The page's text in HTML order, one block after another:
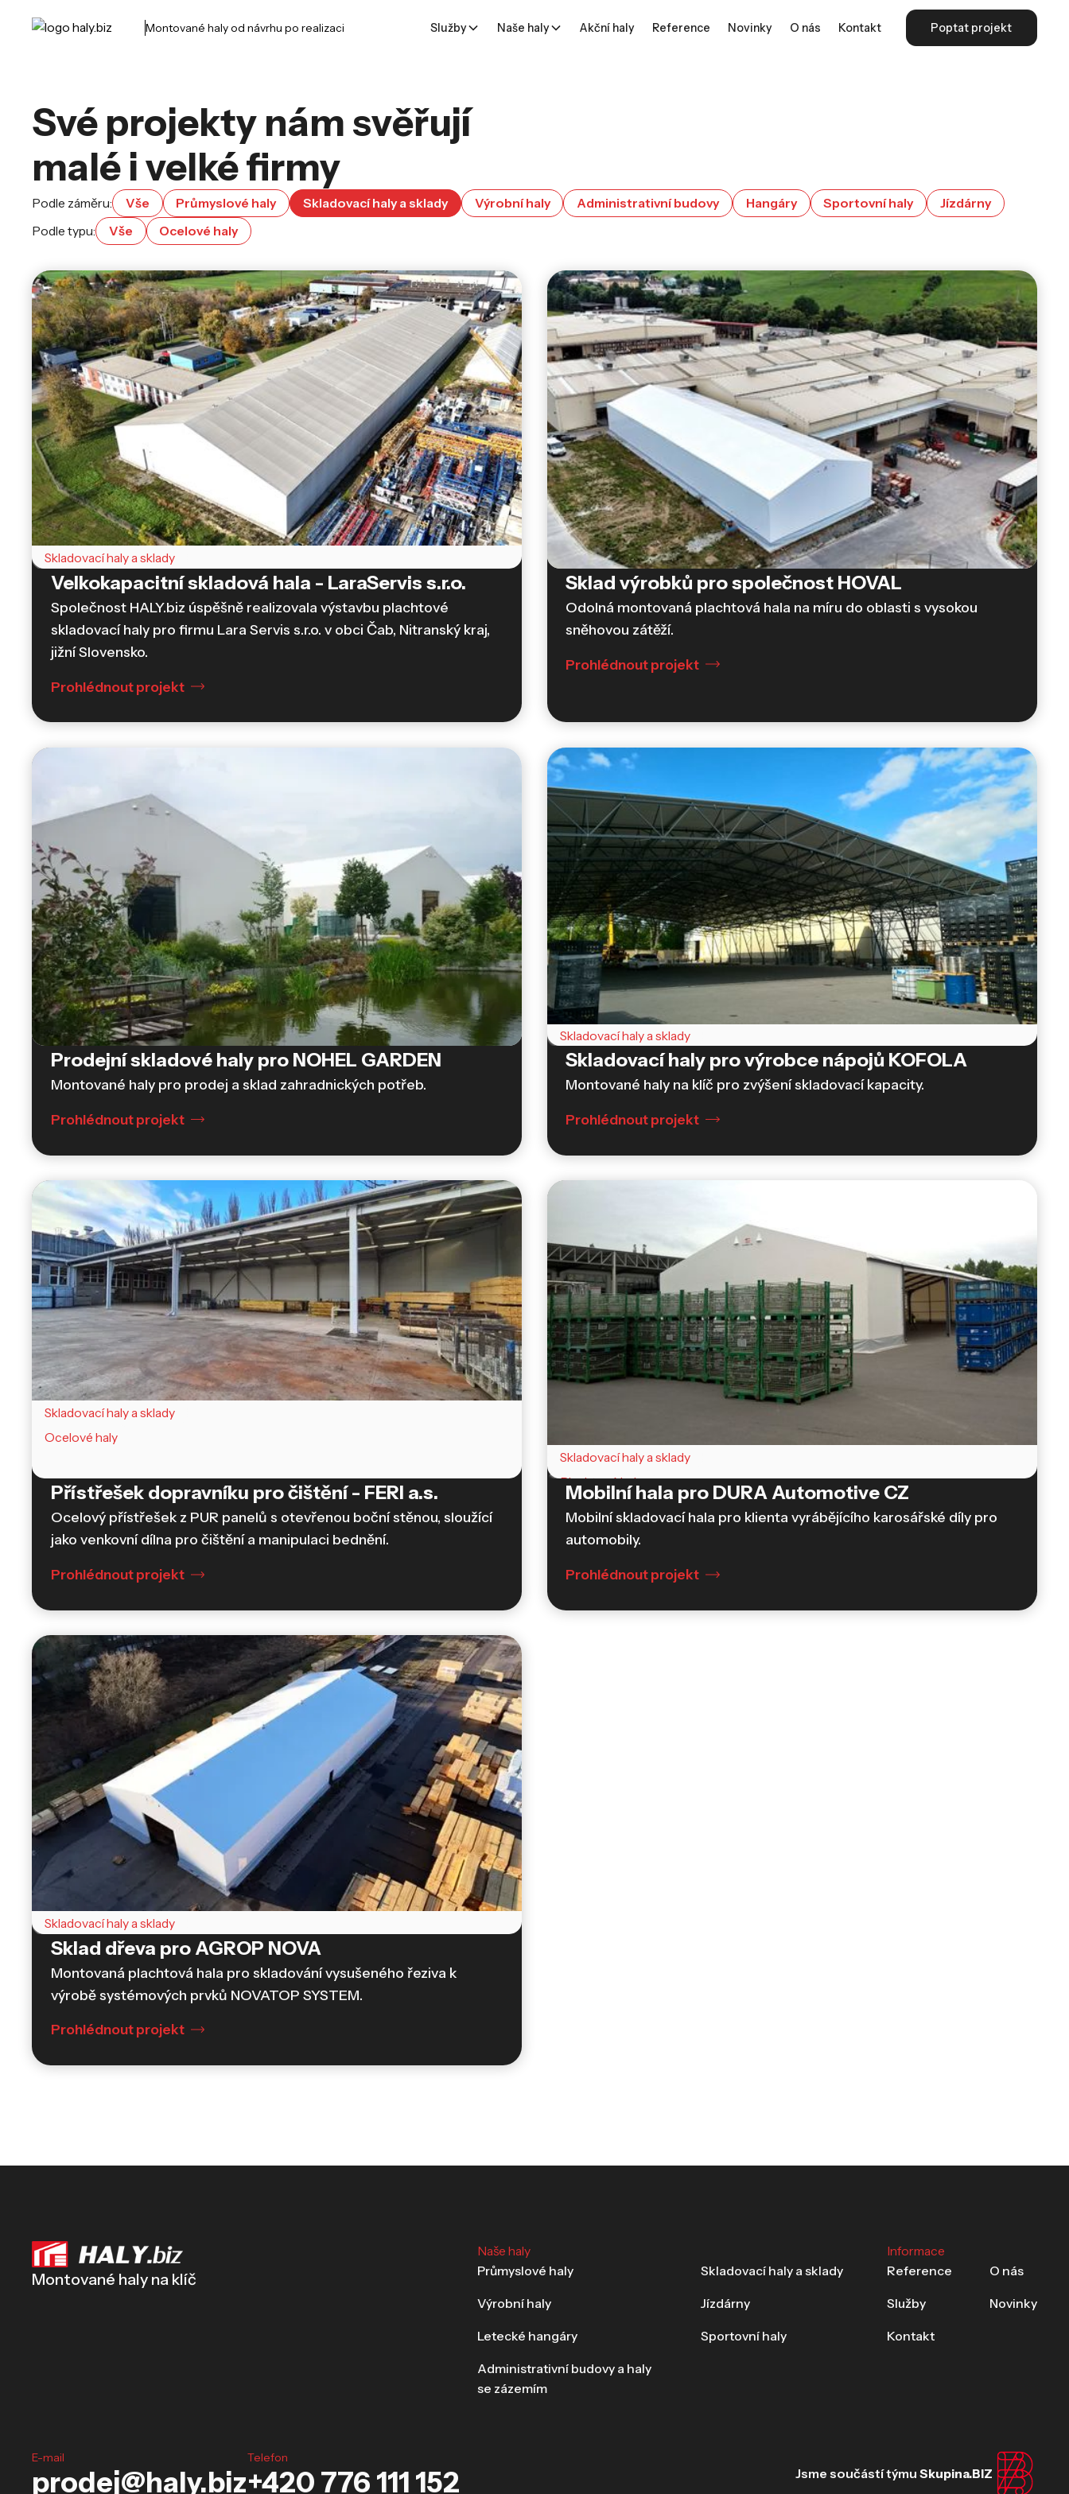
Montované haly od návrhu po realizaci Služby Naše haly Akční haly Reference Novinky O nás Kontakt Poptat projekt
Své projekty nám svěřují
malé i velké firmy
Podle záměru: Vše Průmyslové haly Skladovací haly a sklady Výrobní haly Administrativní budovy Hangáry Sportovní haly
Jízdárny
Podle typu:
Vše Ocelové haly
Skladovací haly a sklady
Ocelové haly
Velkokapacitní skladová hala - LaraServis s.r.o.
Společnost HALY.biz úspěšně realizovala výstavbu plachtové
skladovací haly pro firmu Lara Servis s.r.o. v obci Čab, Nitranský kraj,
jižní Slovensko.
Prohlédnout projekt
Skladovací haly a sklady
Sklad výrobků pro společnost HOVAL
Odolná montovaná plachtová hala na míru do oblasti s vysokou
sněhovou zátěží.
Prohlédnout projekt
Skladovací haly a sklady
Plachtové haly
Prodejní skladové haly pro NOHEL GARDEN
Montované haly pro prodej a sklad zahradnických potřeb.
Prohlédnout projekt
Skladovací haly a sklady
Skladovací haly pro výrobce nápojů KOFOLA
Montované haly na klíč pro zvýšení skladovací kapacity.
Prohlédnout projekt
Skladovací haly a sklady
Ocelové haly
Přístřešek dopravníku pro čištění - FERI a.s.
Ocelový přístřešek z PUR panelů s otevřenou boční stěnou, sloužící
jako venkovní dílna pro čištění a manipulaci bednění.
Prohlédnout projekt
Skladovací haly a sklady
Plachtové haly
Mobilní hala pro DURA Automotive CZ
Mobilní skladovací hala pro klienta vyrábějícího karosářské díly pro
automobily.
Prohlédnout projekt
Skladovací haly a sklady
Sklad dřeva pro AGROP NOVA
Montovaná plachtová hala pro skladování vysušeného řeziva k
výrobě systémových prvků NOVATOP SYSTEM.
Prohlédnout projekt
Montované haly na klíč
Naše haly
Průmyslové haly
Skladovací haly a sklady
Výrobní haly Jízdárny
Letecké hangáry Sportovní haly
Administrativní budovy a haly
se zázemím
Informace
Reference
O nás
Služby Novinky
Kontakt
E-mail
prodej@haly.biz
Telefon
+420 776 111 152 Jsme součástí týmu Skupina.BIZ